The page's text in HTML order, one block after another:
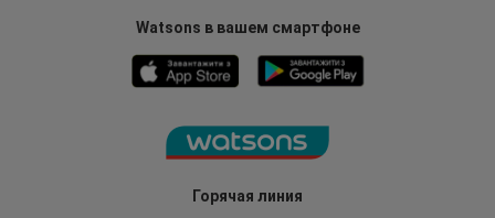
Горячая линия
Watsons в вашем смартфоне